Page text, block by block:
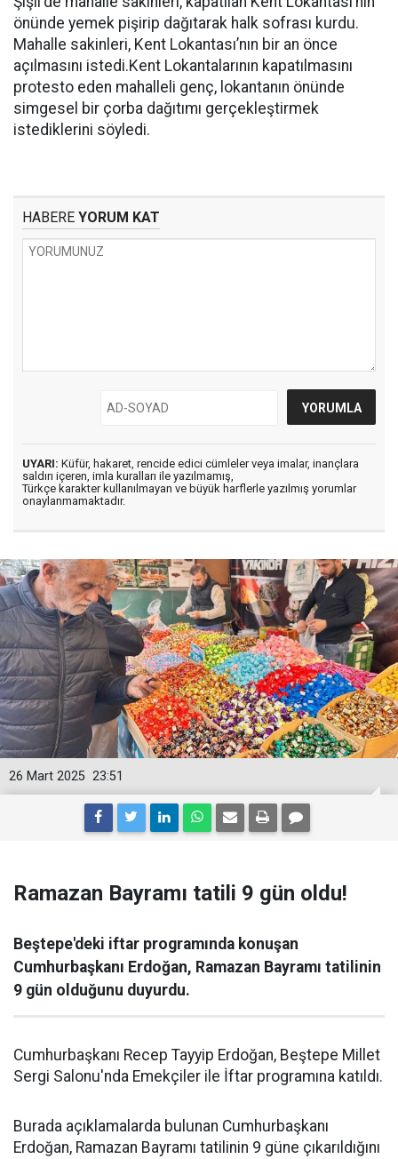
önünde yemek pişirip dağıtarak halk sofrası kurdu.
Mahalle sakinleri, Kent Lokantası’nın bir an önce
açılmasını istedi.Kent Lokantalarının kapatılmasını
protesto eden mahalleli genç, lokantanın önünde
simgesel bir çorba dağıtımı gerçekleştirmek
istediklerini söyledi.
HABERE YORUM KAT
UYARI: Küfür, hakaret, rencide edici cümleler veya imalar, inançlara
saldırı içeren, imla kuralları ile yazılmamış,
Türkçe karakter kullanılmayan ve büyük harflerle yazılmış yorumlar
onaylanmamaktadır.
23:51
26 Mart 2025
Ramazan Bayramı tatili 9 gün oldu!
Beştepe'deki iftar programında konuşan
Cumhurbaşkanı Erdoğan, Ramazan Bayramı tatilinin
9 gün olduğunu duyurdu.
Cumhurbaşkanı Recep Tayyip Erdoğan, Beştepe Millet
Sergi Salonu'nda Emekçiler ile İftar programına katıldı.
Burada açıklamalarda bulunan Cumhurbaşkanı
Erdoğan, Ramazan Bayramı tatilinin 9 güne çıkarıldığını